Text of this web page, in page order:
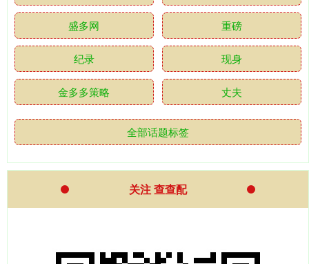
盛多网 重磅
纪录 现身
金多多策略 丈夫
全部话题标签
关注 查查配